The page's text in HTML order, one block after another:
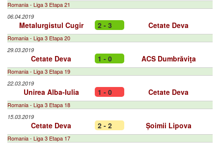
Romania - Liga 3 Etapa 21
06.04.2019
Metalurgistul Cugir 2 - 3 Cetate Deva
Romania - Liga 3 Etapa 20
29.03.2019
Cetate Deva 1 - 0 ACS Dumbrăviţa
Romania - Liga 3 Etapa 19
22.03.2019
Unirea Alba-Iulia 1 - 0 Cetate Deva
Romania - Liga 3 Etapa 18
15.03.2019
Cetate Deva 2 - 2 Șoimii Lipova
Romania - Liga 3 Etapa 17